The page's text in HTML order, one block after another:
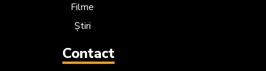
Filme
Știri
Contact